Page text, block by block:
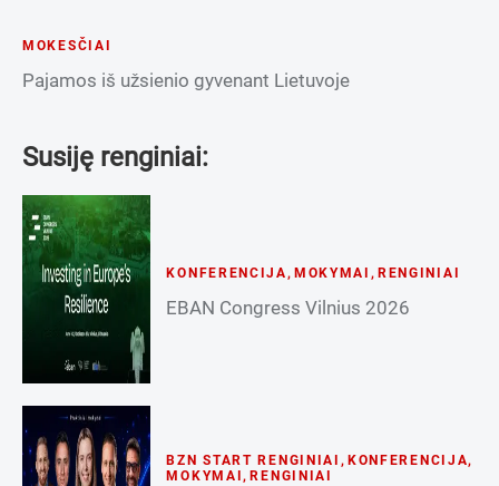
MOKESČIAI
Pajamos iš užsienio gyvenant Lietuvoje
Susiję renginiai:
KONFERENCIJA , MOKYMAI , RENGINIAI
EBAN Congress Vilnius 2026
BZN START RENGINIAI , KONFERENCIJA,
MOKYMAI, RENGINIAI